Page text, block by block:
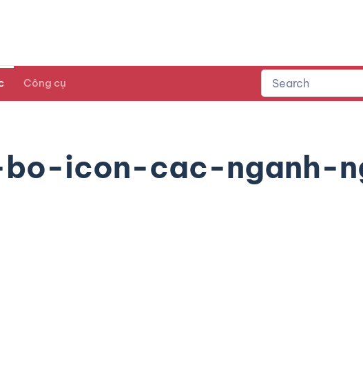
Công cụ
icon-cac-nganh-